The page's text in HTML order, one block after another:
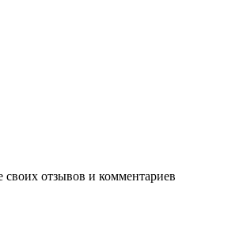
отзывов и комментариев